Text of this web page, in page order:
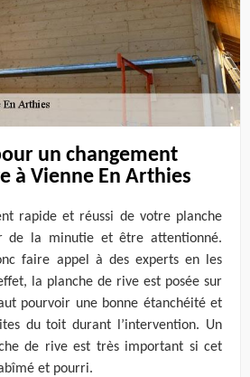
un changement
à Vienne En Arthies
rapide et réussi de votre planche
la minutie et être attentionné.
faire appel à des experts en les
la planche de rive est posée sur
pourvoir une bonne étanchéité et
du toit durant l’intervention. Un
de rive est très important si cet
et pourri.